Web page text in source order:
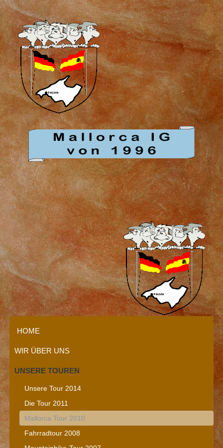
HOME
WIR ÜBER UNS
UNSERE TOUREN
Unsere Tour 2014
Die Tour 2011
Mallorca Tour 2010
Fahrradtour 2008